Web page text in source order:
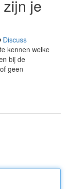
je
Discuss
kennen welke
bij de
geen